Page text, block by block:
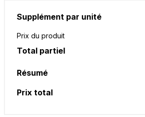
Supplément par unité
Prix du produit
Total partiel
Résumé
Prix total